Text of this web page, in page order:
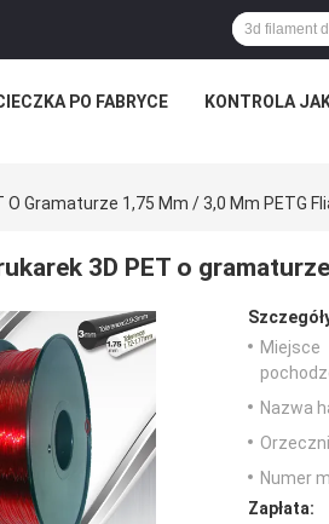
PO FABRYCE KONTROLA
O Gramaturze 1,75 Mm / 3,0 Mm PETG
3D PET o
Miejsce
Nazwa
Numer
Zapłata: